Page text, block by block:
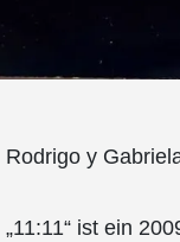
Rodrigo y
„11:11“ ist ein